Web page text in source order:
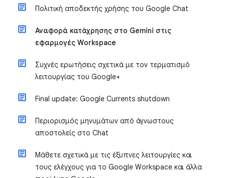
Πολιτική αποδεκτής χρήσης του Google Chat
Αναφορά κατάχρησης στο Gemini στις
εφαρμογές Workspace
Συχνές ερωτήσεις σχετικά με τον τερματισμό
λειτουργίας του Google+
Final update: Google Currents shutdown
Περιορισμός μηνυμάτων από άγνωστους
αποστολείς στο Chat
Μάθετε σχετικά με τις έξυπνες λειτουργίες και
τους ελέγχους για το Google Workspace και άλλα